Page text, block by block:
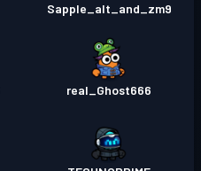
Sapple_alt_and_zm9
real_Ghost666